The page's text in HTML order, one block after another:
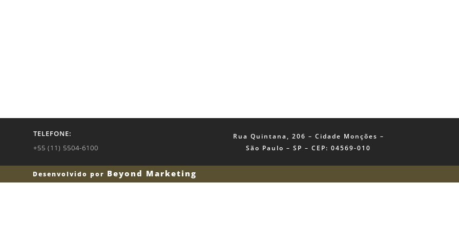
TELEFONE:
+55 (11) 5504-6100
Rua Quintana, 206 – Cidade Monções –
São Paulo – SP – CEP: 04569-010
Desenvolvido por Beyond Marketing